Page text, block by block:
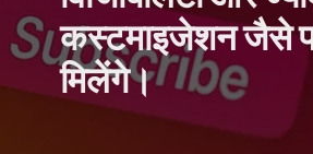
कस्टमाइजेशन जैसे
मिलेंगे।